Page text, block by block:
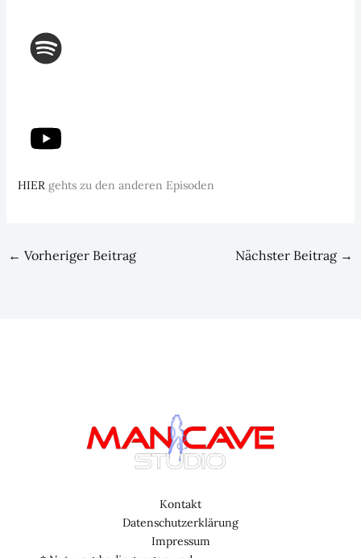
HIER gehts zu den anderen Episoden
← Vorheriger Beitrag Nächster Beitrag →
Kontakt
Datenschutzerklärung
Impressum